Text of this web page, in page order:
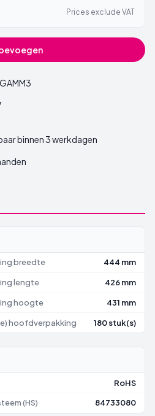
Prices exclude VAT
binnen 3 werkdagen
breedte 444 mm
lengte 426 mm
hoogte 431 mm
hoofdverpakking 180 stuk(s)
RoHS
(HS) 84733080